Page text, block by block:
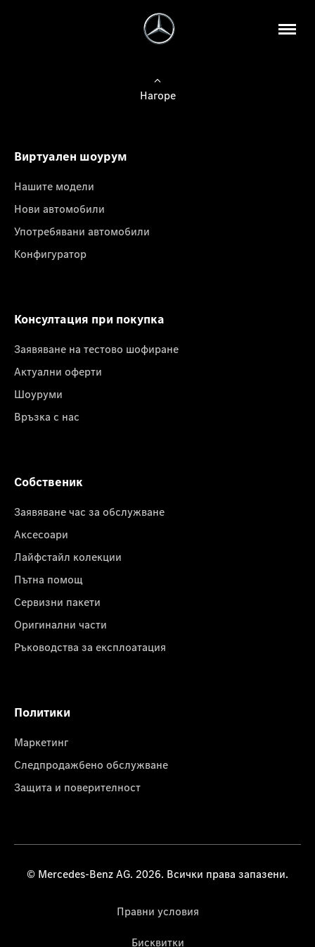
Нагоре
Виртуален шоурум
Нашите модели
Нови автомобили
Употребявани автомобили
Конфигуратор
Консултация при покупка
Заявяване на тестово шофиране
Актуални оферти
Шоуруми
Връзка с нас
Собственик
Заявяване час за обслужване
Аксесоари
Лайфстайл колекции
Пътна помощ
Сервизни пакети
Оригинални части
Ръководства за експлоатация
Политики
Маркетинг
Следпродажбено обслужване
Защита и поверителност
© Mercedes-Benz AG. 2026. Всички права запазени.
Правни условия
Бисквитки